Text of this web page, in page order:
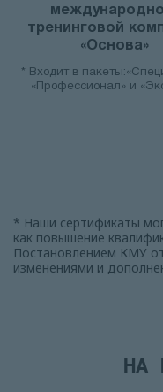
тренинговой
«Основа»
* Входит в
«Профессионал» и
* Наши сертификаты
как повышение
Постановлением КМУ
изменениями и
НА